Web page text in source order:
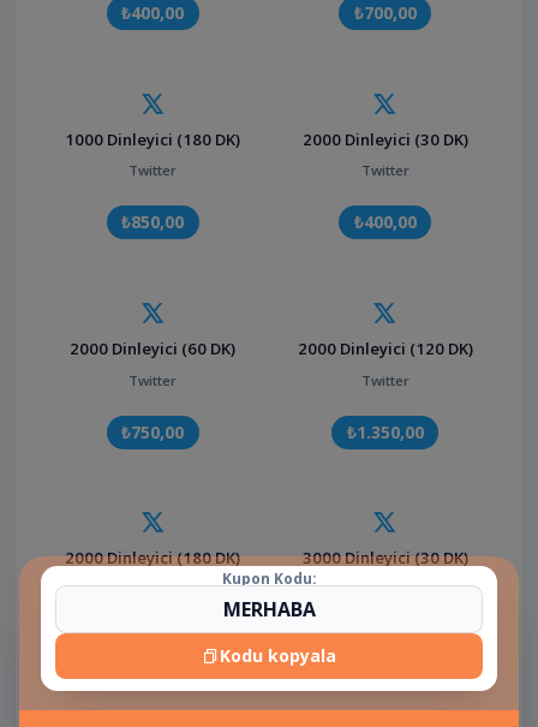
₺400,00 ₺700,00
1000 Dinleyici (180 DK)
Twitter
₺850,00
2000 Dinleyici (30 DK)
Twitter
₺400,00
2000 Dinleyici (60 DK)
Twitter
₺750,00
2000 Dinleyici (120 DK)
Twitter
₺1.350,00
2000 Dinleyici (180 DK)
Twitter
₺1.650,00
3000 Dinleyici (30 DK)
Twitter
₺600,00
Kupon Kodu:
Kodu kopyala